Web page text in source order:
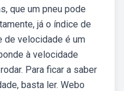
que um pneu pode
já o índice de
de velocidade é um
à velocidade
Para ficar a saber
basta ler. Webo